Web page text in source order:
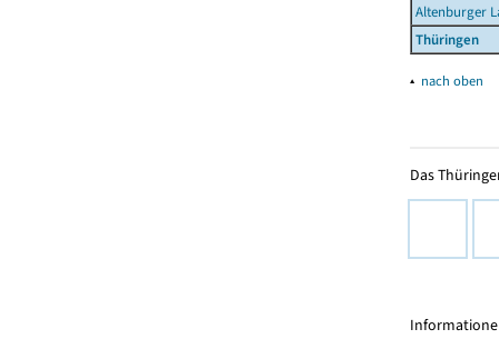
Altenburger
Thüringen
▴ nach oben
Das